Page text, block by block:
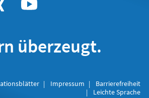
überzeugt.
Impressum
Barrierefreiheit
Leichte Sprache